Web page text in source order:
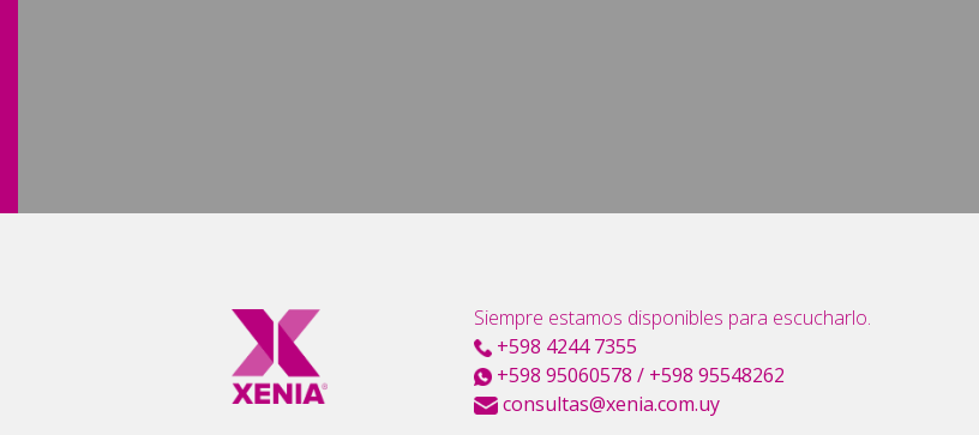
Siempre estamos disponibles para escucharlo.
+598 4244 7355
+598 95060578 / +598 95548262
consultas@xenia.com.uy